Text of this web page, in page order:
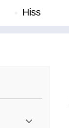
Hiss